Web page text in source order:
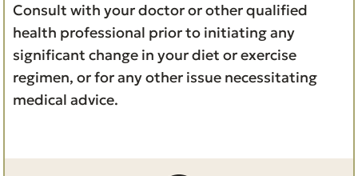
Consult with your doctor or other qualified
health professional prior to initiating any
significant change in your diet or exercise
regimen, or for any other issue necessitating
medical advice.